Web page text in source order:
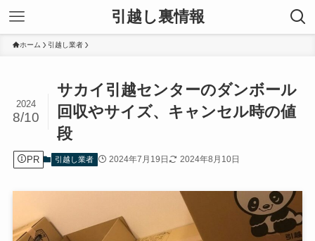
引越し裏情報
ホーム 引越し業者
サカイ引越センターのダンボール
回収やサイズ、キャンセル時の値
段
2024
8/10
PR 引越し業者 2024年7月19日 2024年8月10日